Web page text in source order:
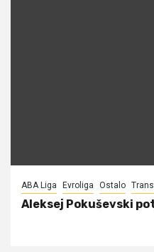
ABA Liga Evroliga Ostalo
Aleksej Pokuševski